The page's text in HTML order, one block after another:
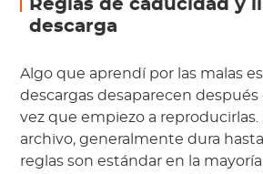
Reglas de caducidad y
descarga
Algo que aprendí por las malas
descargas desaparecen después
vez que empiezo a reproducirlas.
archivo, generalmente dura
reglas son estándar en la